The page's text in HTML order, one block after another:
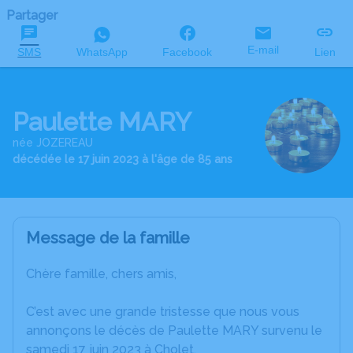
Partager
SMS WhatsApp Facebook E-mail Lien
Paulette MARY
née JOZEREAU
décédée le 17 juin 2023 à l'âge de 85 ans
Message de la famille
Chère famille, chers amis,
C’est avec une grande tristesse que nous vous
annonçons le décès de Paulette MARY survenu le
samedi 17 juin 2023 à Cholet.